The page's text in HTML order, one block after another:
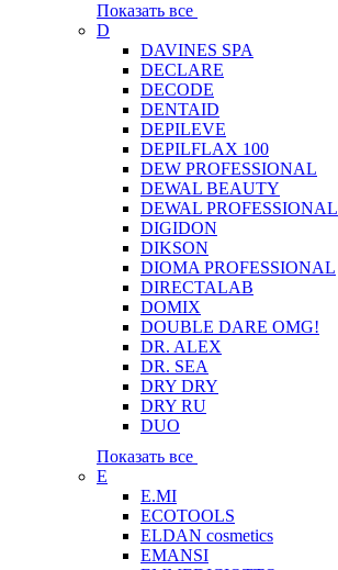
Показать все
D
DAVINES SPA
DECLARE
DECODE
DENTAID
DEPILEVE
DEPILFLAX 100
DEW PROFESSIONAL
DEWAL BEAUTY
DEWAL PROFESSIONAL
DIGIDON
DIKSON
DIOMA PROFESSIONAL
DIRECTALAB
DOMIX
DOUBLE DARE OMG!
DR. ALEX
DR. SEA
DRY DRY
DRY RU
DUO
Показать все
E
E.MI
ECOTOOLS
ELDAN cosmetics
EMANSI